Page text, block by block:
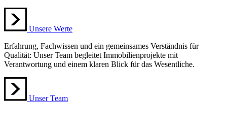
Unsere Werte
Erfahrung, Fachwissen und ein gemeinsames Verständnis für
Qualität: Unser Team begleitet Immobilienprojekte mit
Verantwortung und einem klaren Blick für das Wesentliche.
Unser Team